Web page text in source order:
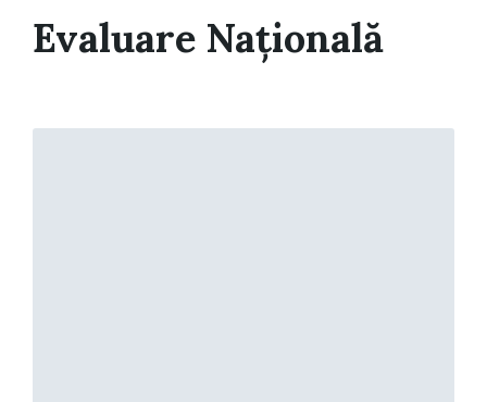
Evaluare Națională
Read